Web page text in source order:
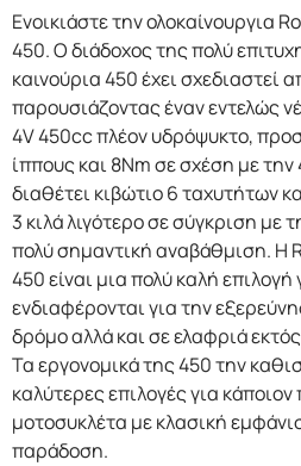
Ενοικιάστε την ολοκαίνουργια
450. Ο διάδοχος της πολύ
καινούρια 450 έχει σχεδιαστεί
παρουσιάζοντας έναν εντελώς
4V 450cc πλέον υδρόψυκτο,
ίππους και 8Nm σε σχέση με
διαθέτει κιβώτιο 6 ταχυτήτων
3 κιλά λιγότερο σε σύγκριση με
πολύ σημαντική αναβάθμιση. Η
450 είναι μια πολύ καλή
ενδιαφέρονται για την
δρόμο αλλά και σε ελαφριά
Τα εργονομικά της 450 την
καλύτερες επιλογές για κάποιον
μοτοσυκλέτα με κλασική
παράδοση.